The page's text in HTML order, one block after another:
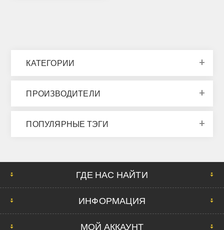
КАТЕГОРИИ
ПРОИЗВОДИТЕЛИ
ПОПУЛЯРНЫЕ ТЭГИ
ГДЕ НАС НАЙТИ
ИНФОРМАЦИЯ
МОЙ АККАУНТ